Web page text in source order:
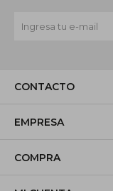
CONTACTO
EMPRESA
COMPRA